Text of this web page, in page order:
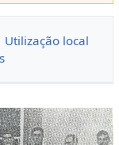
Utilização local